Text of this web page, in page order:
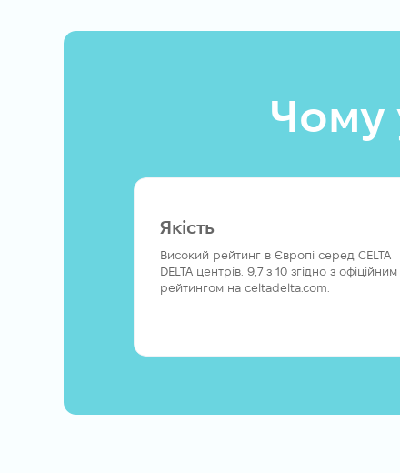
Чому
Якість
Високий рейтинг в Європі серед CELTA
DELTA центрів. 9,7 з 10 згідно з офіційним
рейтингом на celtadelta.com.